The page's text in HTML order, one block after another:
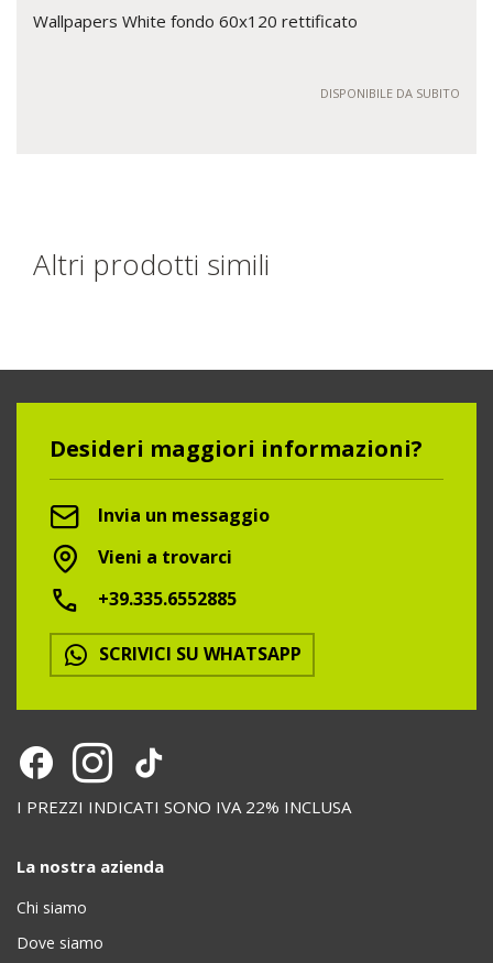
Wallpapers White fondo 60x120 rettificato
DISPONIBILE DA SUBITO
Altri prodotti simili
Desideri maggiori informazioni?
Invia un messaggio
Vieni a trovarci
+39.335.6552885
SCRIVICI SU WHATSAPP
I PREZZI INDICATI SONO IVA 22% INCLUSA
La nostra azienda
Chi siamo
Dove siamo